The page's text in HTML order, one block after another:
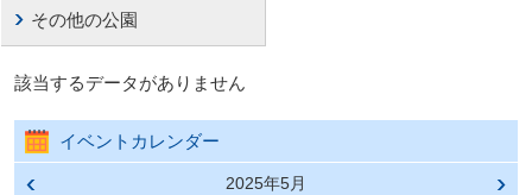
その他の公園
該当するデータがありません
イベントカレンダー
前の
2025年5月
次の